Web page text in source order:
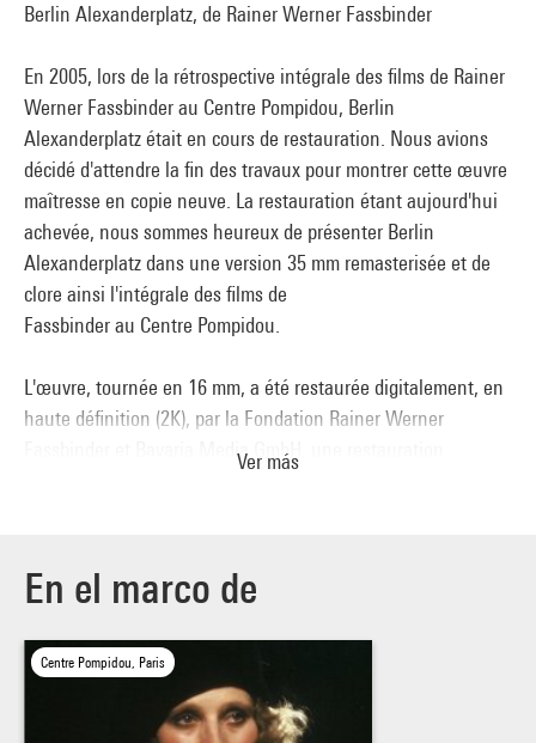
Berlin Alexanderplatz, de Rainer Werner Fassbinder
En 2005, lors de la rétrospective intégrale des films de Rainer
Werner Fassbinder au Centre Pompidou, Berlin
Alexanderplatz était en cours de restauration. Nous avions
décidé d'attendre la fin des travaux pour montrer cette œuvre
maîtresse en copie neuve. La restauration étant aujourd'hui
achevée, nous sommes heureux de présenter Berlin
Alexanderplatz dans une version 35 mm remasterisée et de
clore ainsi l'intégrale des films de
Fassbinder au Centre Pompidou.
L'œuvre, tournée en 16 mm, a été restaurée digitalement, en
haute définition (2K), par la Fondation Rainer Werner
Fassbinder et Bavaria Media GmbH, une restauration
digitale ont été tirés, pour la première fois, un négatif 35 mm
et des copies neuves. C'est grâce au distributeur et éditeur
vidéo Carlotta Films que la série sort en France, en salles et
en DVD.
Berlin Alexanderplatz, de Rainer Werner Fassbinder
Ver más
En el marco de
Centre Pompidou, Paris